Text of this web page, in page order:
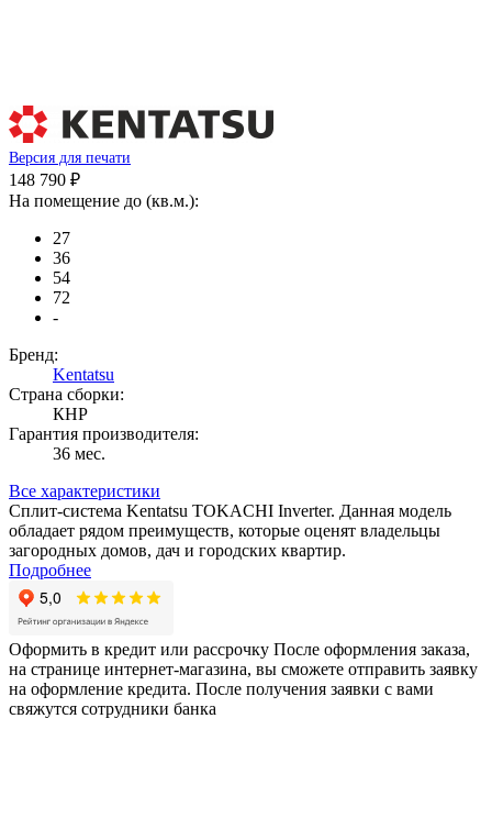
Версия для печати
148 790 ₽
На помещение до (кв.м.):
27
36
54
72
-
Бренд:
Kentatsu
Страна сборки:
КНР
Гарантия производителя:
36 мес.
Все характеристики
Сплит-система Kentatsu TOKACHI Inverter. Данная модель
обладает рядом преимуществ, которые оценят владельцы
загородных домов, дач и городских квартир.
Подробнее
Оформить в кредит или рассрочку После оформления заказа,
на странице интернет-магазина, вы сможете отправить заявку
на оформление кредита. После получения заявки с вами
свяжутся сотрудники банка